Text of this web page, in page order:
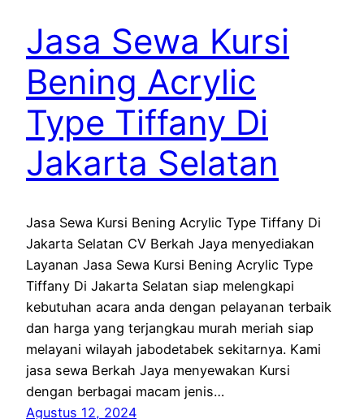
Jasa Sewa Kursi
Bening Acrylic
Type Tiffany Di
Jakarta Selatan
Jasa Sewa Kursi Bening Acrylic Type Tiffany Di
Jakarta Selatan CV Berkah Jaya menyediakan
Layanan Jasa Sewa Kursi Bening Acrylic Type
Tiffany Di Jakarta Selatan siap melengkapi
kebutuhan acara anda dengan pelayanan terbaik
dan harga yang terjangkau murah meriah siap
melayani wilayah jabodetabek sekitarnya. Kami
jasa sewa Berkah Jaya menyewakan Kursi
dengan berbagai macam jenis…
Agustus 12, 2024